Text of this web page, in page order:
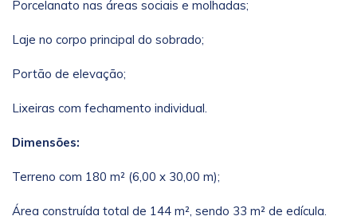
Porcelanato nas áreas sociais e molhadas;
Laje no corpo principal do sobrado;
Portão de elevação;
Lixeiras com fechamento individual.
Dimensões:
Terreno com 180 m² (6,00 x 30,00 m);
Área construída total de 144 m², sendo 33 m² de edícula.